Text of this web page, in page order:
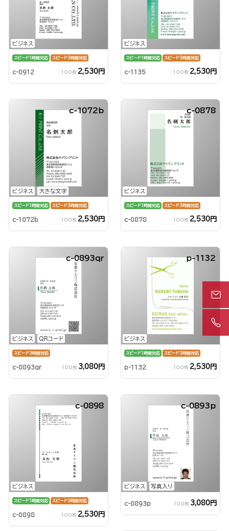
ビジネス
スピード1時間対応 スピード3時間対応
c-0912 100枚 2,530円
ビジネス
スピード1時間対応 スピード3時間対応
c-1135 100枚 2,530円
ビジネス 大きな文字
c-1072b
スピード1時間対応 スピード3時間対応
c-1072b 100枚 2,530円
ビジネス
c-0878
スピード1時間対応 スピード3時間対応
c-0878 100枚 2,530円
ビジネス QRコード
c-0893qr
スピード3時間対応
c-0893qr 100枚 3,080円
ビジネス
p-1132
スピード1時間対応 スピード3時間対応
p-1132 100枚 2,530円
ビジネス
c-0898
スピード1時間対応 スピード3時間対応
c-0898 100枚 2,530円
ビジネス 写真入り
c-0893p
c-0893p 100枚 3,080円